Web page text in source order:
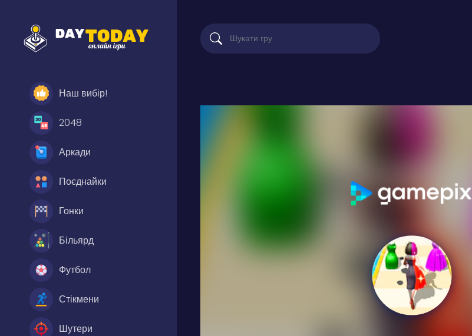
Наш вибір!
2048
Аркади
Поєднайки
Гонки
Більярд
Футбол
Стікмени
Шутери